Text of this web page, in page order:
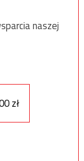
naszej
zł